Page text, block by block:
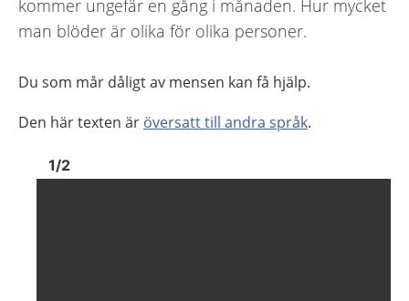
kommer ungefär en gång i månaden. Hur mycket
man blöder är olika för olika personer.
Du som mår dåligt av mensen kan få hjälp.
Den här texten är översatt till andra språk.
Bild 1
1/2